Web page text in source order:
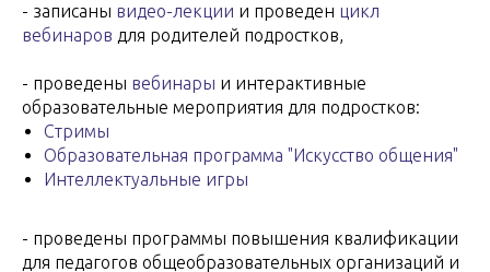
- записаны видео-лекции и проведен цикл
вебинаров для родителей подростков,
- проведены вебинары и интерактивные
образовательные мероприятия для подростков:
Стримы
Образовательная программа "Искусство общения"
Интеллектуальные игры
- проведены программы повышения квалификации
для педагогов общеобразовательных организаций и